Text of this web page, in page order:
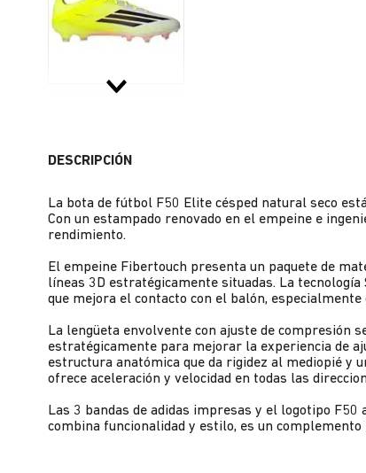
DESCRIPCIÓN
La bota de fútbol F50 Elite césped natural seco
Con un estampado renovado en el empeine e
rendimiento.
El empeine Fibertouch presenta un paquete de
líneas 3D estratégicamente situadas. La
que mejora el contacto con el balón, especialmente
La lengüeta envolvente con ajuste de compresión
estratégicamente para mejorar la experiencia de
estructura anatómica que da rigidez al mediopié y
ofrece aceleración y velocidad en todas las
Las 3 bandas de adidas impresas y el logotipo
combina funcionalidad y estilo, es un